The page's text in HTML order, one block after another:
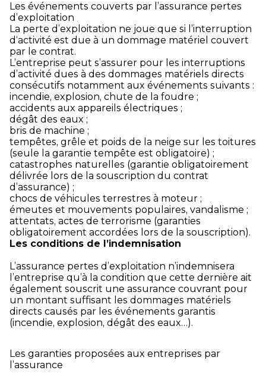
Les événements couverts par l’assurance pertes
d’exploitation
La perte d’exploitation ne joue que si l’interruption
d‘activité est due à un dommage matériel couvert
par le contrat.
L’entreprise peut s’assurer pour les interruptions
d’activité dues à des dommages matériels directs
consécutifs notamment aux événements suivants :
incendie, explosion, chute de la foudre ;
accidents aux appareils électriques ;
dégât des eaux ;
bris de machine ;
tempêtes, grêle et poids de la neige sur les toitures
(seule la garantie tempête est obligatoire) ;
catastrophes naturelles (garantie obligatoirement
délivrée lors de la souscription du contrat
d’assurance) ;
chocs de véhicules terrestres à moteur ;
émeutes et mouvements populaires, vandalisme ;
attentats, actes de terrorisme (garanties
obligatoirement accordées lors de la souscription).
Les conditions de l’indemnisation
L’assurance pertes d’exploitation n’indemnisera
l’entreprise qu’à la condition que cette dernière ait
également souscrit une assurance couvrant pour
un montant suffisant les dommages matériels
directs causés par les événements garantis
(incendie, explosion, dégât des eaux…).
Les garanties proposées aux entreprises par
l’assurance